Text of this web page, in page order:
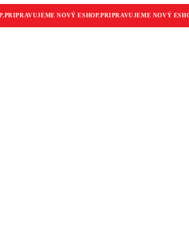
NOVÝ ESHOP.PRIPRAVUJEME NOVÝ ESHOP.